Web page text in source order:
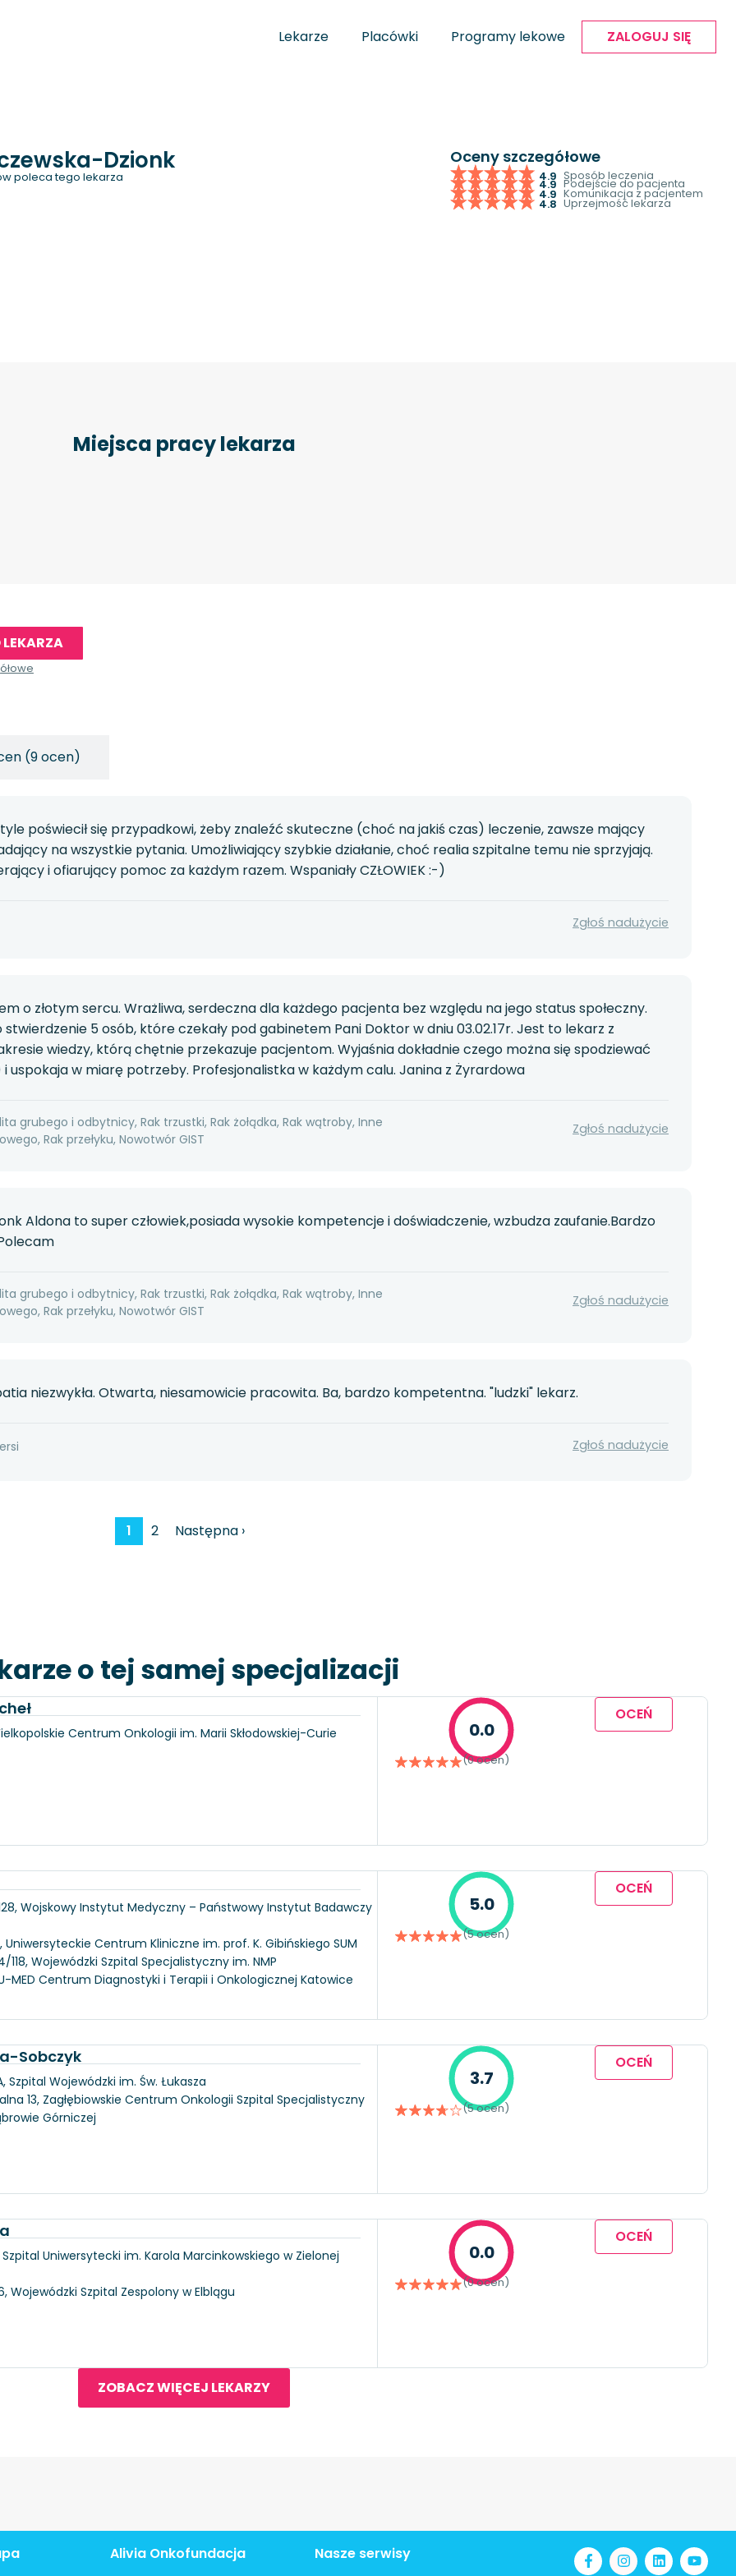
Lekarze Placówki Programy lekowe ZALOGUJ SIĘ
Dzionk
poleca tego lekarza
Oceny szczegółowe
4.9 Sposób leczenia
4.9 Podejście do pacjenta
4.9 Komunikacja z pacjentem
4.8 Uprzejmość lekarza
Miejsca pracy lekarza
(9 ocen)
poświecił się przypadkowi, żeby znaleźć skuteczne (choć na jakiś czas) leczenie, zawsze mający
na wszystkie pytania. Umożliwiający szybkie działanie, choć realia szpitalne temu nie sprzyjają.
i ofiarujący pomoc za każdym razem. Wspaniały CZŁOWIEK :-)
Zgłoś nadużycie
o złotym sercu. Wrażliwa, serdeczna dla każdego pacjenta bez względu na jego status społeczny.
5 osób, które czekały pod gabinetem Pani Doktor w dniu 03.02.17r. Jest to lekarz z
wiedzy, którą chętnie przekazuje pacjentom. Wyjaśnia dokładnie czego można się spodziewać
uspokaja w miarę potrzeby. Profesjonalistka w każdym calu. Janina z Żyrardowa
grubego i odbytnicy, Rak trzustki, Rak żołądka, Rak wątroby, Inne
Rak przełyku, Nowotwór GIST
Zgłoś nadużycie
Aldona to super człowiek,posiada wysokie kompetencje i doświadczenie, wzbudza zaufanie.Bardzo
grubego i odbytnicy, Rak trzustki, Rak żołądka, Rak wątroby, Inne
Rak przełyku, Nowotwór GIST
Zgłoś nadużycie
niezwykła. Otwarta, niesamowicie pracowita. Ba, bardzo kompetentna. "ludzki" lekarz.
Zgłoś nadużycie
1 2 Następna ›
o tej samej specjalizacji
Centrum Onkologii im. Marii Skłodowskiej-Curie
0.0
(0 ocen)
OCEŃ
Wojskowy Instytut Medyczny – Państwowy Instytut Badawczy
Centrum Kliniczne im. prof. K. Gibińskiego SUM
118, Wojewódzki Szpital Specjalistyczny im. NMP
MED Centrum Diagnostyki i Terapii i Onkologicznej Katowice
5.0
(5 ocen)
OCEŃ
Sobczyk
Szpital Wojewódzki im. Św. Łukasza
13, Zagłębiowskie Centrum Onkologii Szpital Specjalistyczny
Górniczej
3.7
(5 ocen)
OCEŃ
Uniwersytecki im. Karola Marcinkowskiego w Zielonej
Wojewódzki Szpital Zespolony w Elblągu
0.0
(0 ocen)
OCEŃ
ZOBACZ WIĘCEJ LEKARZY
Alivia Onkofundacja Nasze serwisy